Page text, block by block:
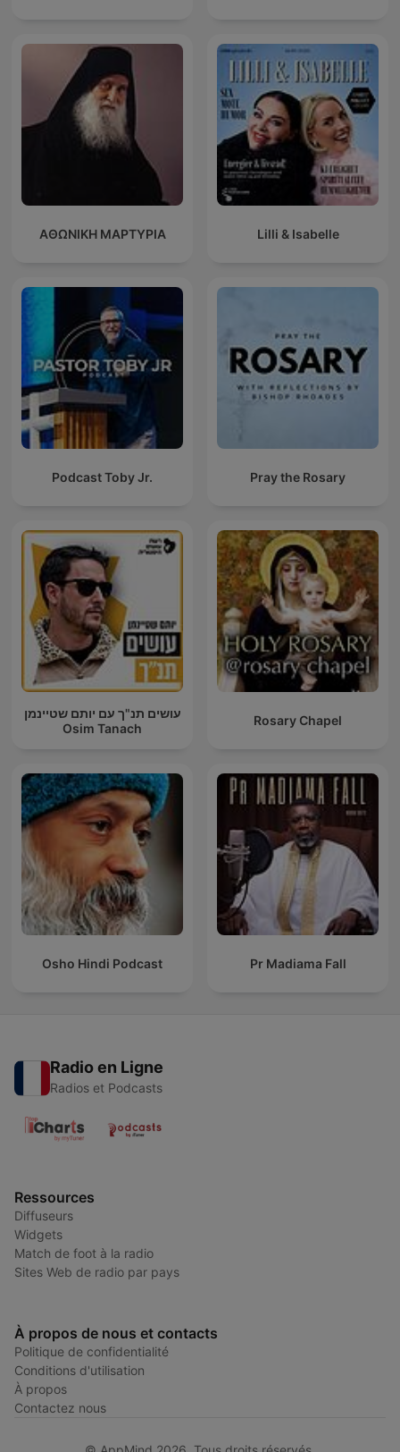
ΑΘΩΝΙΚΗ ΜΑΡΤΥΡΙΑ Lilli & Isabelle
Podcast Toby Jr. Pray the Rosary
עושים תנ"ך עם יותם שטיינמן
Osim Tanach
Rosary Chapel
Osho Hindi Podcast Pr Madiama Fall
Radio en Ligne
Radios et Podcasts
Ressources
Diffuseurs
Widgets
Match de foot à la radio
Sites Web de radio par pays
À propos de nous et contacts
Politique de confidentialité
Conditions d'utilisation
À propos
Contactez nous